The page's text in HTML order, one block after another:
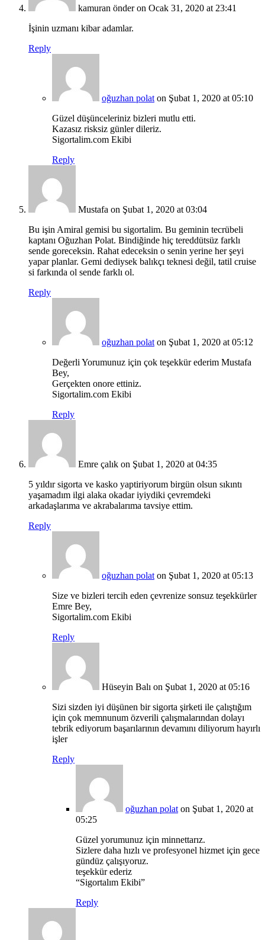
kamuran önder on Ocak 31, 2020 at 23:41
İşinin uzmanı kibar adamlar.
Reply
oğuzhan polat on Şubat 1, 2020 at 05:10
Güzel düşünceleriniz bizleri mutlu etti.
Kazasız risksiz günler dileriz.
Sigortalim.com Ekibi
Reply
Mustafa on Şubat 1, 2020 at 03:04
Bu işin Amiral gemisi bu sigortalim. Bu geminin tecrübeli
kaptanı Oğuzhan Polat. Bindiğinde hiç tereddütsüz farklı
sende goreceksin. Rahat edeceksin o senin yerine her şeyi
yapar planlar. Gemi dediysek balıkçı teknesi değil, tatil cruise
si farkında ol sende farklı ol.
Reply
oğuzhan polat on Şubat 1, 2020 at 05:12
Değerli Yorumunuz için çok teşekkür ederim Mustafa
Bey,
Gerçekten onore ettiniz.
Sigortalim.com Ekibi
Reply
Emre çalık on Şubat 1, 2020 at 04:35
5 yıldır sigorta ve kasko yaptiriyorum birgün olsun sıkıntı
yaşamadım ilgi alaka okadar iyiydiki çevremdeki
arkadaşlarıma ve akrabalarıma tavsiye ettim.
Reply
oğuzhan polat on Şubat 1, 2020 at 05:13
Size ve bizleri tercih eden çevrenize sonsuz teşekkürler
Emre Bey,
Sigortalim.com Ekibi
Reply
Hüseyin Balı on Şubat 1, 2020 at 05:16
Sizi sizden iyi düşünen bir sigorta şirketi ile çalıştığım
için çok memnunum özverili çalışmalarından dolayı
tebrik ediyorum başarılarının devamını diliyorum hayırlı
işler
Reply
oğuzhan polat on Şubat 1, 2020 at
05:25
Güzel yorumunuz için minnettarız.
Sizlere daha hızlı ve profesyonel hizmet için gece
gündüz çalışıyoruz.
teşekkür ederiz
“Sigortalım Ekibi”
Reply